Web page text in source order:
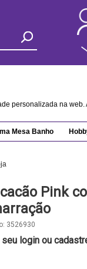
personalizada na
Mesa Banho
Pink
3526930
seu login ou